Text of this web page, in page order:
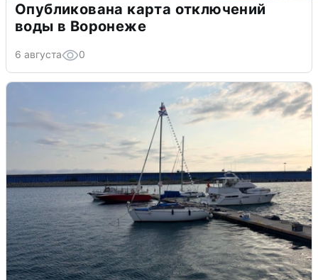
Опубликована карта отключений
воды в Воронеже
6 августа 0